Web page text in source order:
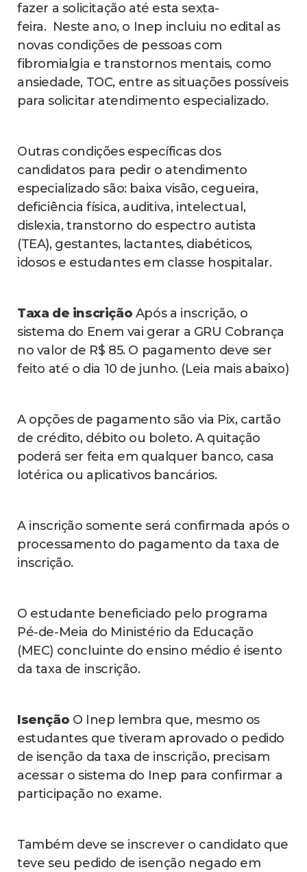
fazer a solicitação até esta sexta-
feira. Neste ano, o Inep incluiu no edital as
novas condições de pessoas com
fibromialgia e transtornos mentais, como
ansiedade, TOC, entre as situações possíveis
para solicitar atendimento especializado.
Outras condições específicas dos
candidatos para pedir o atendimento
especializado são: baixa visão, cegueira,
deficiência física, auditiva, intelectual,
dislexia, transtorno do espectro autista
(TEA), gestantes, lactantes, diabéticos,
idosos e estudantes em classe hospitalar.
Taxa de inscrição Após a inscrição, o
sistema do Enem vai gerar a GRU Cobrança
no valor de R$ 85. O pagamento deve ser
feito até o dia 10 de junho. (Leia mais abaixo)
A opções de pagamento são via Pix, cartão
de crédito, débito ou boleto. A quitação
poderá ser feita em qualquer banco, casa
lotérica ou aplicativos bancários.
A inscrição somente será confirmada após o
processamento do pagamento da taxa de
inscrição.
O estudante beneficiado pelo programa
Pé-de-Meia do Ministério da Educação
(MEC) concluinte do ensino médio é isento
da taxa de inscrição.
Isenção O Inep lembra que, mesmo os
estudantes que tiveram aprovado o pedido
de isenção da taxa de inscrição, precisam
acessar o sistema do Inep para confirmar a
participação no exame.
Também deve se inscrever o candidato que
teve seu pedido de isenção negado em